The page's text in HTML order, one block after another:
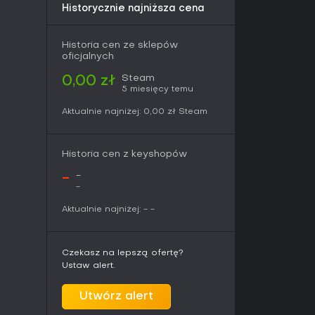
Historycznie najniższa cena
Historia cen ze sklepów
oficjalnych
0,00 zł Steam
5 miesięcy temu
Aktualnie najniżej: 0,00 zł Steam
Historia cen z keyshopów
- -
-
Aktualnie najniżej: - -
Czekasz na lepszą ofertę?
Ustaw alert.
Utwórz alert